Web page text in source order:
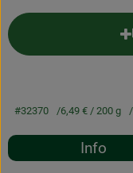
#32370 6,49 €/ 200 g
Info